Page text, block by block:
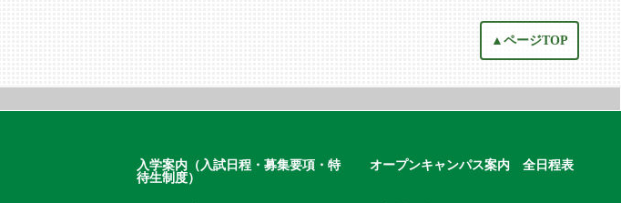
▲ページTOP
入学案内（入試日程・募集要項・特
待生制度）
オープンキャンパス案内 全日程表